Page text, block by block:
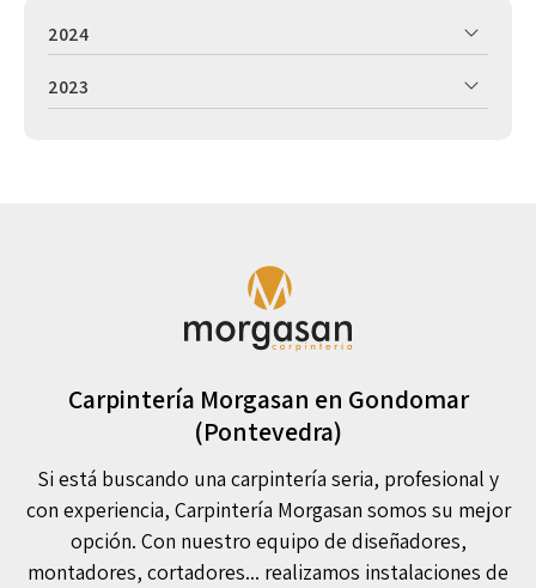
2024
2023
Carpintería Morgasan en Gondomar
(Pontevedra)
Si está buscando una carpintería seria, profesional y
con experiencia, Carpintería Morgasan somos su mejor
opción. Con nuestro equipo de diseñadores,
montadores, cortadores... realizamos instalaciones de